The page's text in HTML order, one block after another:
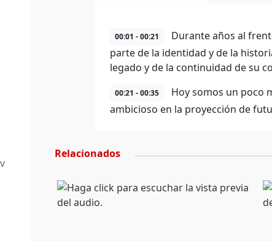
00:01 - 00:21
Durante años al
parte de la identidad y de la
legado y de la continuidad de su
00:21 - 00:35
Hoy somos un poco
ambicioso en la proyección de
Relacionados